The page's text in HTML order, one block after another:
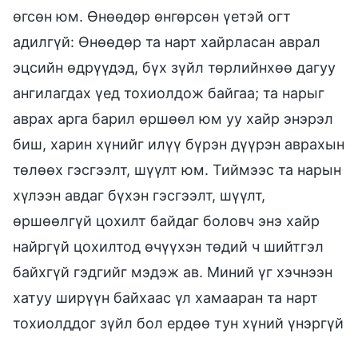
өгсөн юм. Өнөөдөр өнгөрсөн үетэй огт
адилгүй: Өнөөдөр та нарт хайрласан аврал
эцсийн өдрүүдэд, бүх зүйл төрлийнхөө дагуу
ангилагдах үед тохиолдож байгаа; та нарыг
аврах арга барил өршөөл юм уу хайр энэрэл
биш, харин хүнийг илүү бүрэн дүүрэн аврахын
төлөөх гэсгээлт, шүүлт юм. Тиймээс та нарын
хүлээн авдаг бүхэн гэсгээлт, шүүлт,
өршөөлгүй цохилт байдаг боловч энэ хайр
найргүй цохилтод өчүүхэн төдий ч шийтгэл
байхгүй гэдгийг мэдэж ав. Миний үг хэчнээн
хатуу ширүүн байхаас үл хамааран та нарт
тохиолддог зүйл бол ердөө тун хүний үнэргүй